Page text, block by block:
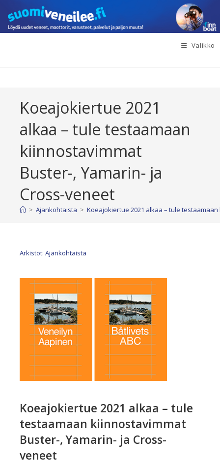
suoraan
sisältöön
Valikko
Koeajokiertue 2021
alkaa – tule testaamaan
kiinnostavimmat
Buster-, Yamarin- ja
Cross-veneet
> Ajankohtaista > Koeajokiertue 2021 alkaa – tule
Arkistot: Ajankohtaista
Koeajokiertue 2021 alkaa – tule
testaamaan kiinnostavimmat
Buster-, Yamarin- ja Cross-
veneet